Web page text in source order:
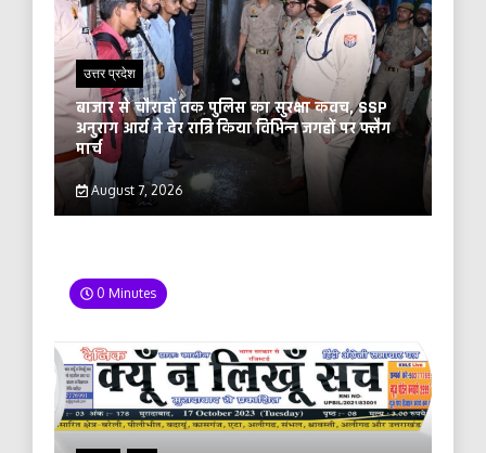
उत्तर प्रदेश
बाजार से चौराहों तक पुलिस का सुरक्षा कवच, SSP
अनुराग आर्य ने देर रात्रि किया विभिन्न जगहों पर फ्लैग
मार्च
August 7, 2026
0 Minutes